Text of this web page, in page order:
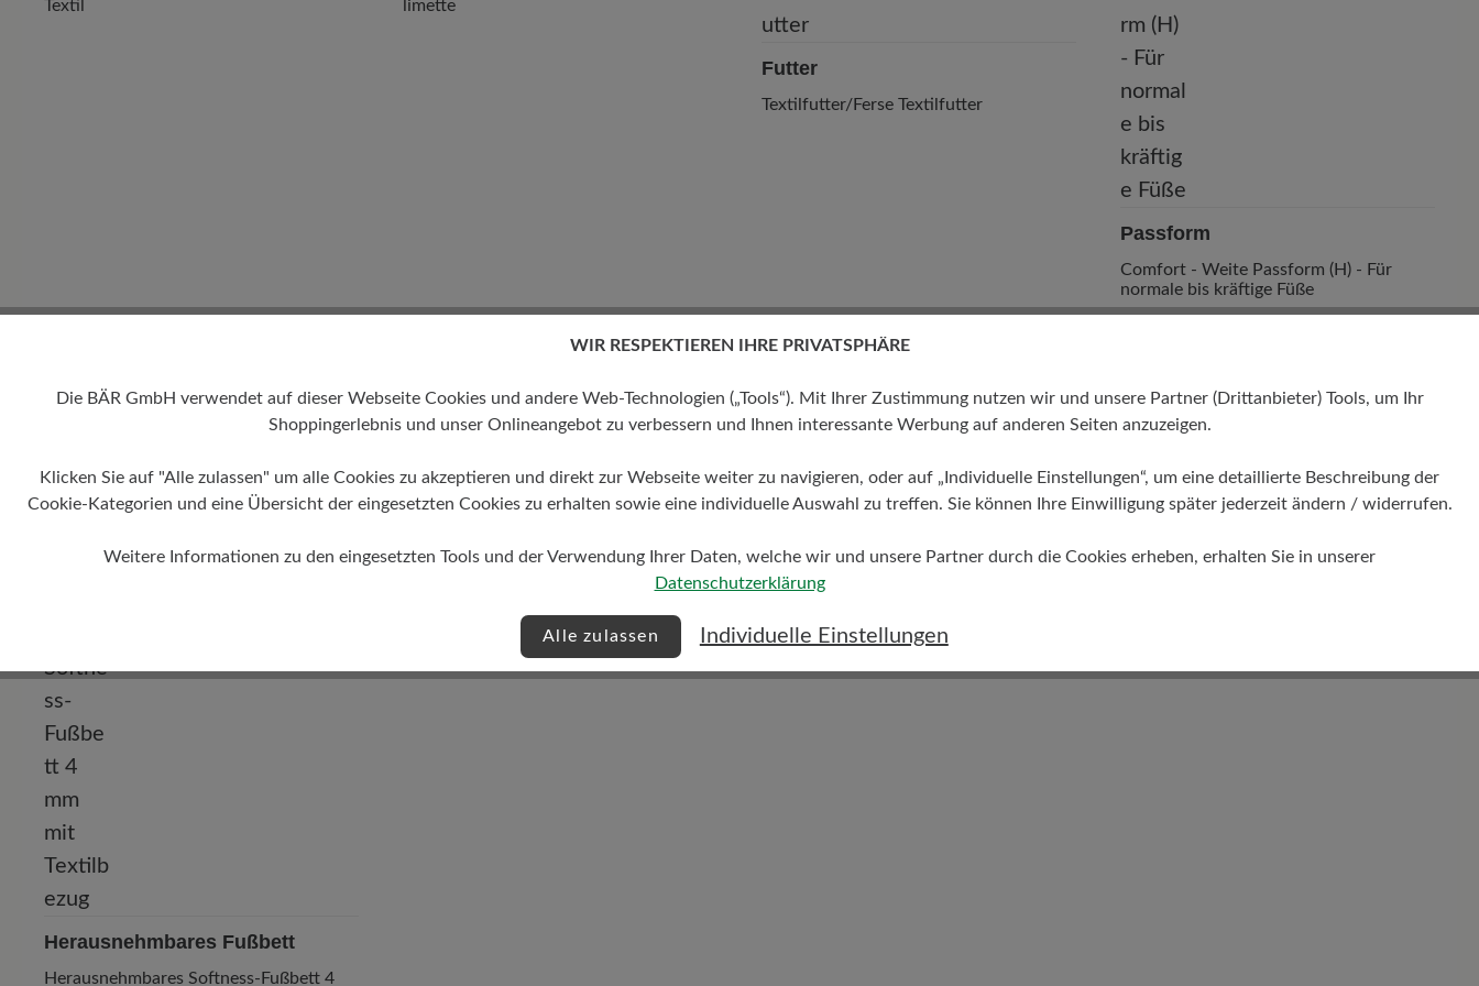
Textil limette
Futter
Textilfutter/Ferse Textilfutter
Passform
Comfort - Weite Passform (H) - Für
normale bis kräftige Füße
Herausnehmbares Fußbett
Herausnehmbares Softness-Fußbett 4
Absatz
Dämpfungsgrad
hoch Gewicht Ca. Pro Schuh
WIR RESPEKTIEREN IHRE PRIVATSPHÄRE
Die BÄR GmbH verwendet auf dieser Webseite Cookies und andere Web-Technologien („Tools“). Mit Ihrer Zustimmung nutzen wir und unsere Partner (Drittanbieter) Tools, um Ihr
Shoppingerlebnis und unser Onlineangebot zu verbessern und Ihnen interessante Werbung auf anderen Seiten anzuzeigen.
Klicken Sie auf "Alle zulassen" um alle Cookies zu akzeptieren und direkt zur Webseite weiter zu navigieren, oder auf „Individuelle Einstellungen“, um eine detaillierte Beschreibung der
Cookie-Kategorien und eine Übersicht der eingesetzten Cookies zu erhalten sowie eine individuelle Auswahl zu treffen. Sie können Ihre Einwilligung später jederzeit ändern / widerrufen.
Weitere Informationen zu den eingesetzten Tools und der Verwendung Ihrer Daten, welche wir und unsere Partner durch die Cookies erheben, erhalten Sie in unserer
Datenschutzerklärung
Alle zulassen Individuelle Einstellungen